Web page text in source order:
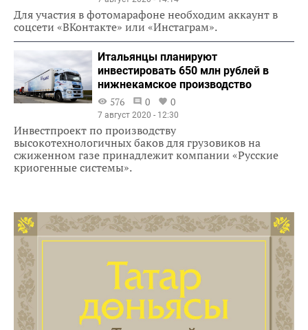
Для участия в фотомарафоне необходим аккаунт в
соцсети «ВКонтакте» или «Инстаграм».
Итальянцы планируют
инвестировать 650 млн рублей в
нижнекамское производство
576
0 0
7 август 2020 - 12:30
Инвестпроект по производству
высокотехнологичных баков для грузовиков на
сжиженном газе принадлежит компании «Русские
криогенные системы».